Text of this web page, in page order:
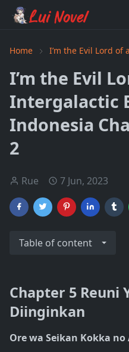
Home I’m the Evil Lord
I’m the Evil
Intergalactic
Indonesia
2
Rue 7 Jun, 2023
Table of content
Chapter 5 Reuni
Diinginkan
Ore wa Seikan Kokka